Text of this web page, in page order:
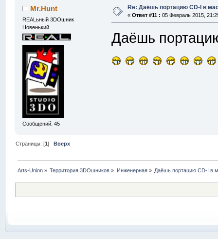
Mr.Hunt
REALьный 3DOшник
Новенький
Сообщений: 45
Re: Даёшь портацию CD-I в
« Ответ #11 : 05 Февраль 2015,
Даёшь
Страницы: [1]Вверх
Arts-Union » Территория 3DOшников » Инженерная» Даёшь портацию CD-I в